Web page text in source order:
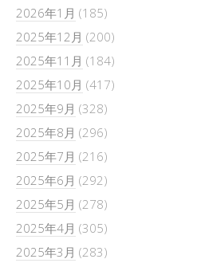
2026年1月 (185)
2025年12月 (200)
2025年11月 (184)
2025年10月 (417)
2025年9月 (328)
2025年8月 (296)
2025年7月 (216)
2025年6月 (292)
2025年5月 (278)
2025年4月 (305)
2025年3月 (283)